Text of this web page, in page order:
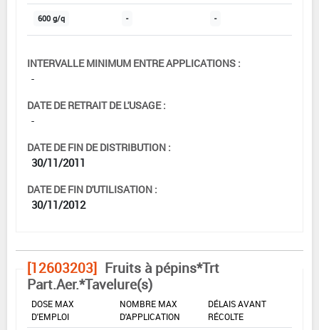
600 g/q - -
INTERVALLE MINIMUM ENTRE APPLICATIONS :
-
DATE DE RETRAIT DE L'USAGE :
-
DATE DE FIN DE DISTRIBUTION :
30/11/2011
DATE DE FIN D'UTILISATION :
30/11/2012
[12603203] Fruits à pépins*Trt
Part.Aer.*Tavelure(s)
DOSE MAX
D'EMPLOI
NOMBRE MAX
D'APPLICATION
DÉLAIS AVANT
RÉCOLTE